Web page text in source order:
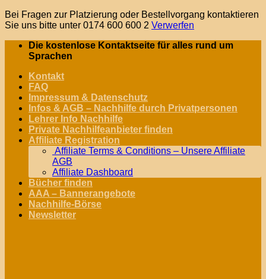
Bei Fragen zur Platzierung oder Bestellvorgang kontaktieren
Sie uns bitte unter 0174 600 600 2 Verwerfen
Zum
Die kostenlose Kontaktseite für alles rund um
Sprachen
Kontakt
FAQ
Impressum & Datenschutz
Infos & AGB – Nachhilfe durch Privatpersonen
Lehrer Info Nachhilfe
Private Nachhilfeanbieter finden
Affiliate Registration
Affiliate Terms & Conditions – Unsere Affiliate
AGB
Affiliate Dashboard
Bücher finden
AAA – Bannerangebote
Nachhilfe-Börse
Newsletter